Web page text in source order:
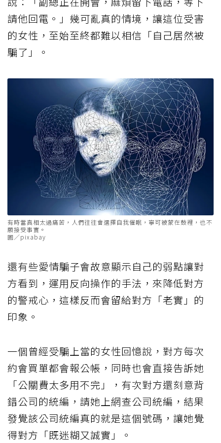
請他回電。」幾可亂真的情境，讓這位受害
的女性，至始至終都難以相信「自己居然被
騙了」。
有時當真相太過痛苦，人們往往會選擇自我催眠，寧可被蒙在鼓裡，也不
願接受事實。
圖／pixabay
還有些愛情騙子會故意顯示自己的弱點讓對
方看到，運用反向操作的手法，來降低對方
的警戒心，這樣反而會留給對方「老實」的
印象。
一個曾經受騙上當的女性回憶說，對方每次
約會買單都會報公帳，同時也會直接告訴她
「公關費太多用不完」，有次對方還刻意背
錯公司的統編，請她上網查公司統編，結果
發覺該公司統編真的就是這個號碼，讓她覺
得對方「既迷糊又誠實」。